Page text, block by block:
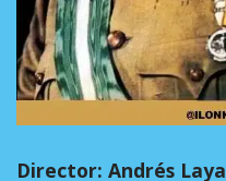
Director: Andrés Laya